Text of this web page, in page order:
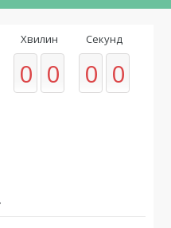
Хвилин
0 0
Секунд
0 0